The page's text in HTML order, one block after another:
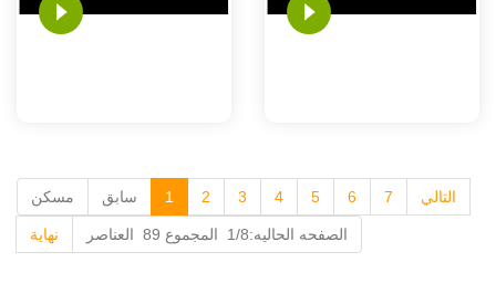
مسكن سابق 1 2 3 4 5 6 7 التالي
نهاية الصفحه الحاليه:1/8 المجموع 89 العناصر